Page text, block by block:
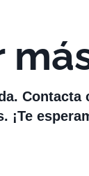
Contacta
¡Te